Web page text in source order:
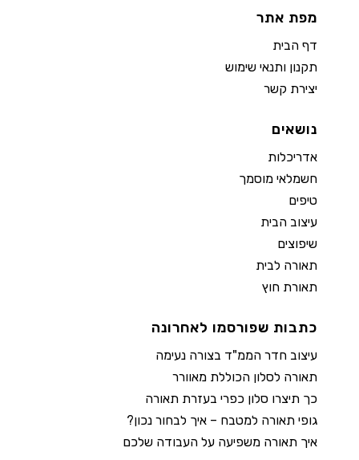
מפת אתר
דף הבית
תקנון ותנאי שימוש
יצירת קשר
נושאים
אדריכלות
חשמלאי מוסמך
טיפים
עיצוב הבית
שיפוצים
תאורה לבית
תאורת חוץ
כתבות שפורסמו לאחרונה
עיצוב חדר הממ"ד בצורה נעימה
תאורה לסלון הכוללת מאוורר
כך תיצרו סלון כפרי בעזרת תאורה
גופי תאורה למטבח – איך לבחור נכון?
איך תאורה משפיעה על העבודה שלכם